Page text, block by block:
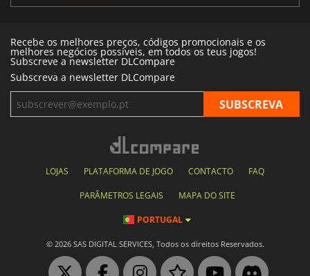
Recebe os melhores preços, códigos promocionais e os
melhores negócios possíveis, em todos os teus jogos!
Subscreve a newsletter DLCompare
Subscreva a newsletter DLCompare
LOJAS PLATAFORMA DE JOGO CONTACTO FAQ
PARÂMETROS LEGAIS MAPA DO SITE
PORTUGAL
© 2026 SAS DIGITAL SERVICES, Todos os direitos Reservados.